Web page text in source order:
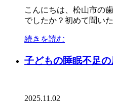
こんにちは、松山市の
でしたか？初めて聞い
続きを読む
子どもの睡眠不足
2025.11.02